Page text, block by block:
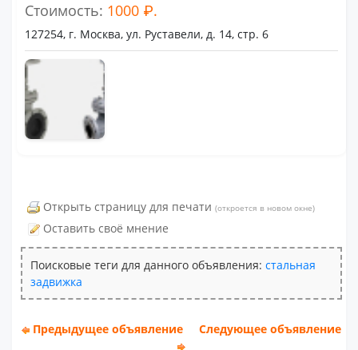
Стоимость: 1000 ₽.
127254, г. Москва, ул. Руставели, д. 14, стр. 6
Открыть страницу для печати (откроется в новом окне)
Оставить своё мнение
Поисковые теги для данного объявления:стальная
задвижка
Предыдущее объявление Следующее объявление